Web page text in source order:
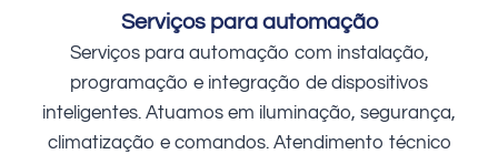
Serviços para automação
Serviços para automação com instalação,
programação e integração de dispositivos
inteligentes. Atuamos em iluminação, segurança,
climatização e comandos. Atendimento técnico